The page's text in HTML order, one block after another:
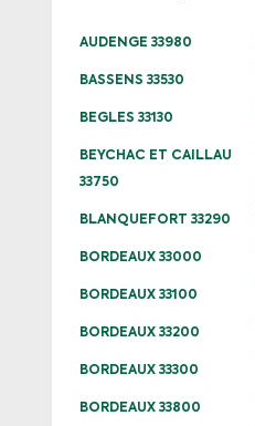
AUDENGE 33980
BASSENS 33530
BEGLES 33130
BEYCHAC ET CAILLAU
33750
BLANQUEFORT 33290
BORDEAUX 33000
BORDEAUX 33100
BORDEAUX 33200
BORDEAUX 33300
BORDEAUX 33800